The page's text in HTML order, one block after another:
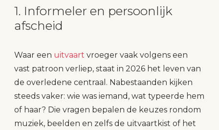
1. Informeler en persoonlijk
afscheid
Waar een uitvaart vroeger vaak volgens een
vast patroon verliep, staat in 2026 het leven van
de overledene centraal. Nabestaanden kijken
steeds vaker: wie was iemand, wat typeerde hem
of haar? Die vragen bepalen de keuzes rondom
muziek, beelden en zelfs de uitvaartkist of het